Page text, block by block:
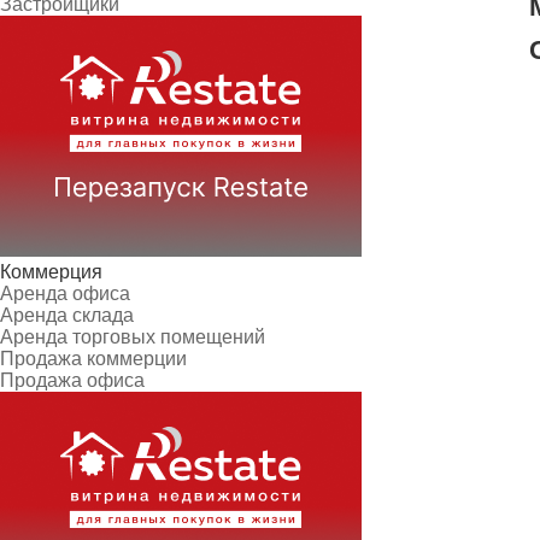
Застройщики
Коммерция
Аренда офиса
Аренда склада
Аренда торговых помещений
Продажа коммерции
Продажа офиса